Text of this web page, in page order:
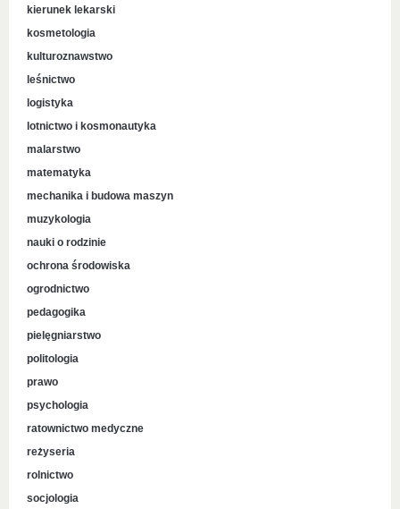
kierunek lekarski
kosmetologia
kulturoznawstwo
leśnictwo
logistyka
lotnictwo i kosmonautyka
malarstwo
matematyka
mechanika i budowa maszyn
muzykologia
nauki o rodzinie
ochrona środowiska
ogrodnictwo
pedagogika
pielęgniarstwo
politologia
prawo
psychologia
ratownictwo medyczne
reżyseria
rolnictwo
socjologia